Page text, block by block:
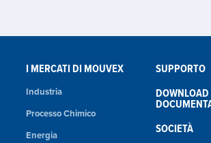
I MERCATI DI MOUVEX
Industria
Processo Chimico
Energia
SUPPORTO
DOWNLOAD
SOCIETÀ